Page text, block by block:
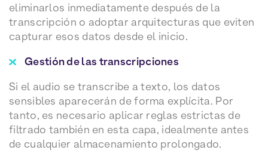
eliminarlos inmediatamente después de la
transcripción o adoptar arquitecturas que eviten
capturar esos datos desde el inicio.
Gestión de las transcripciones
Si el audio se transcribe a texto, los datos
sensibles aparecerán de forma explícita. Por
tanto, es necesario aplicar reglas estrictas de
filtrado también en esta capa, idealmente antes
de cualquier almacenamiento prolongado.